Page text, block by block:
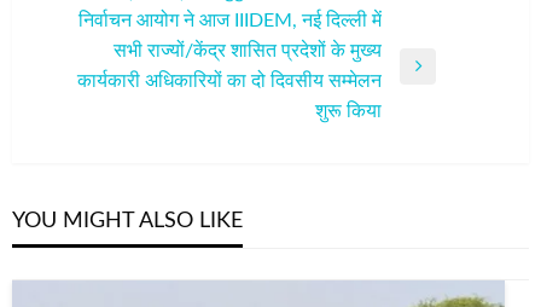
Post
Next
निर्वाचन आयोग ने आज IIIDEM, नई दिल्ली में
सभी राज्यों/केंद्र शासित प्रदेशों के मुख्य
कार्यकारी अधिकारियों का दो दिवसीय सम्मेलन
शुरू किया
YOU MIGHT ALSO LIKE